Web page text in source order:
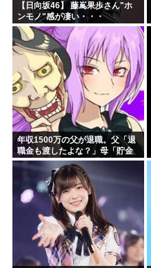
【日向坂46】 藤嶌果歩さん"ホ
ンモノ"感が凄い・・・
年収1500万の父が退職。父「退
職金も渡したよな？」母「貯金
なんてないよー」父「全部なく
なったの！？」→予想外の返事
に家族騒然となり…